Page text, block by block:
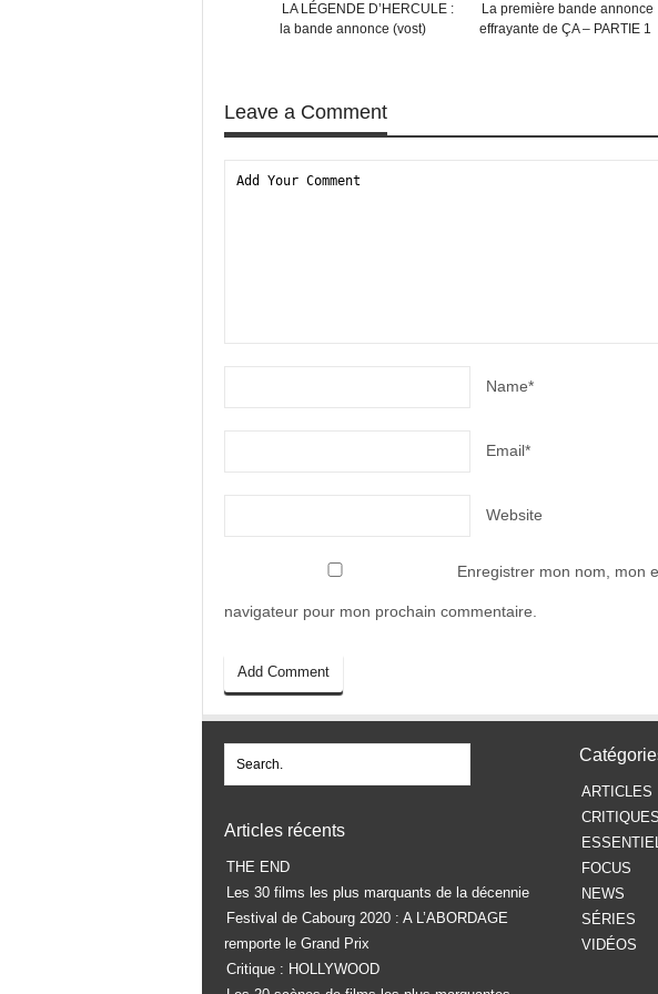
LA LÉGENDE D’HERCULE :
la bande annonce (vost)
La première bande annonce
effrayante de ÇA – PARTIE 1
Leave a Comment
Name*
Email*
Website
Enregistrer mon nom, mon
navigateur pour mon prochain commentaire.
Articles récents
THE END
Les 30 films les plus marquants de la décennie
Festival de Cabourg 2020 : A L’ABORDAGE
remporte le Grand Prix
Critique : HOLLYWOOD
ARTICLES
CRITIQUES
FOCUS
NEWS
SÉRIES
VIDÉOS